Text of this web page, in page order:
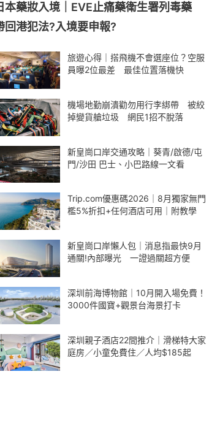
本藥妝入境｜EVE止痛藥衛生署列毒藥
回港犯法?入境要申報?
旅遊心得｜搭飛機不會選座位？空服
員曝2位最差 最佳位置落機快
機場地勤崩潰勸勿用行李綁帶 被絞
掉變貨艙垃圾 網民1招不脫落
新皇崗口岸交通攻略｜葵青/啟德/屯
門/沙田 巴士、小巴路線一文看
Trip.com優惠碼2026｜8月獨家無門
檻5%折扣+任何酒店可用｜附教學
新皇崗口岸懶人包｜消息指最快9月
通關!內部曝光 一證過關超方便
深圳前海博物館｜10月開入場免費！
3000件國寶+觀景台海景打卡
深圳親子酒店22間推介｜滑梯特大家
庭房／小童免費住／人均$185起